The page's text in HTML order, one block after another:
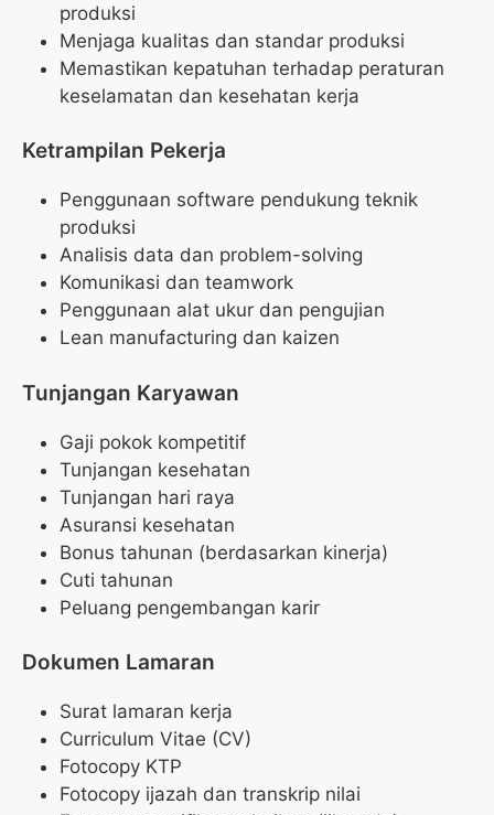
produksi
Menjaga kualitas dan standar produksi
Memastikan kepatuhan terhadap peraturan
keselamatan dan kesehatan kerja
Ketrampilan Pekerja
Penggunaan software pendukung teknik
produksi
Analisis data dan problem-solving
Komunikasi dan teamwork
Penggunaan alat ukur dan pengujian
Lean manufacturing dan kaizen
Tunjangan Karyawan
Gaji pokok kompetitif
Tunjangan kesehatan
Tunjangan hari raya
Asuransi kesehatan
Bonus tahunan (berdasarkan kinerja)
Cuti tahunan
Peluang pengembangan karir
Dokumen Lamaran
Surat lamaran kerja
Curriculum Vitae (CV)
Fotocopy KTP
Fotocopy ijazah dan transkrip nilai